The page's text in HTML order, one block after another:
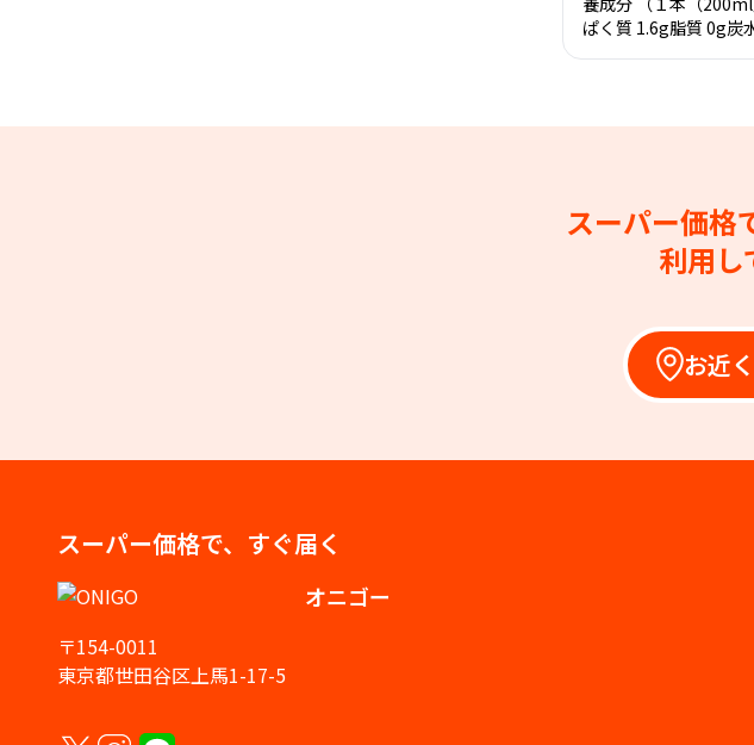
ぱく質 1.6g脂質 0g炭
スーパー価格
利用し
お近
スーパー価格で、すぐ届く
オニゴー
〒154-0011
東京都世田谷区上馬1-17-5